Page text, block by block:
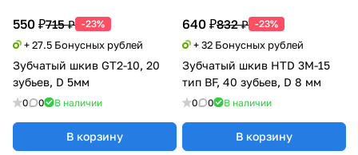
550 ₽715 ₽ -23%
+ 27.5 Бонусных рублей
Зубчатый шкив GT2-10, 20
зубьев, D 5мм
0 0 В наличии
В корзину
640 ₽832 ₽ -23%
+ 32 Бонусных рублей
Зубчатый шкив HTD 3M-15
тип BF, 40 зубьев, D 8 мм
0 0 В наличии
В корзину